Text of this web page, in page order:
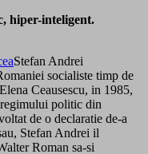
hiper-inteligent.
Stefan Andrei
socialiste timp de
Ceausescu, in 1985,
politic din
de o declaratie de-a
Stefan Andrei il
Roman sa-si